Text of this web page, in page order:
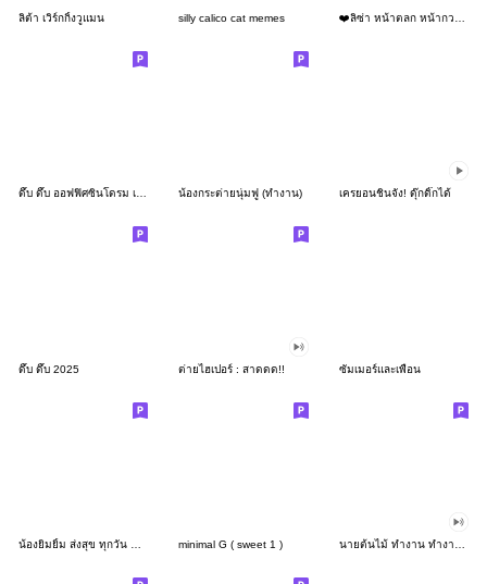
ลิต้า เวิร์กกิ้งวูแมน silly calico cat memes
ดึ๊บ ดึ๊บ ออฟฟิศซินโดรม เก้า น้องกระต่ายนุ่มฟู (ทำงาน) เครยอนชินจัง! ดุ๊กดิ๊กได้
ดึ๊บ ดึ๊บ 2025 ต่ายไฮเปอร์ : สาดดด!! ซัมเมอร์และเพื่อน
minimal G ( sweet 1 )